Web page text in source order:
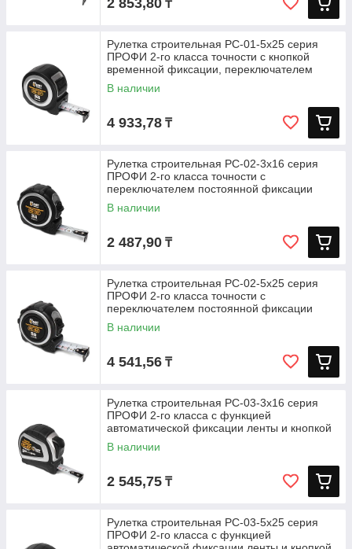
2 853,80 ₸
Рулетка строительная РС-01-5х25 серия
ПРОФИ 2-го класса точности с кнопкой
временной фиксации, переключателем
В наличии
4 933,78 ₸
Рулетка строительная РС-02-3х16 серия
ПРОФИ 2-го класса точности с
переключателем постоянной фиксации
В наличии
2 487,90 ₸
Рулетка строительная РС-02-5х25 серия
ПРОФИ 2-го класса точности с
переключателем постоянной фиксации
В наличии
4 541,56 ₸
Рулетка строительная РС-03-3х16 серия
ПРОФИ 2-го класса с функцией
автоматической фиксации ленты и кнопкой
В наличии
2 545,75 ₸
Рулетка строительная РС-03-5х25 серия
ПРОФИ 2-го класса с функцией